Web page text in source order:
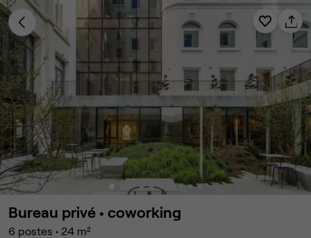
Bureau privé • coworking
6 postes • 24 m²